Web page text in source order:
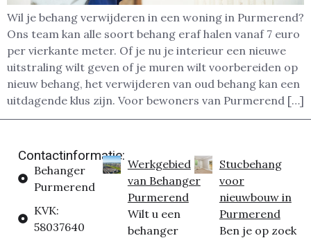
Wil je behang verwijderen in een woning in Purmerend?
Ons team kan alle soort behang eraf halen vanaf 7 euro
per vierkante meter. Of je nu je interieur een nieuwe
uitstraling wilt geven of je muren wilt voorbereiden op
nieuw behang, het verwijderen van oud behang kan een
uitdagende klus zijn. Voor bewoners van Purmerend […]
Contactinformatie:
Behanger
Purmerend
KVK:
58037640
Werkgebied
van Behanger
Purmerend
Wilt u een
behanger
Stucbehang
voor
nieuwbouw in
Purmerend
Ben je op zoek